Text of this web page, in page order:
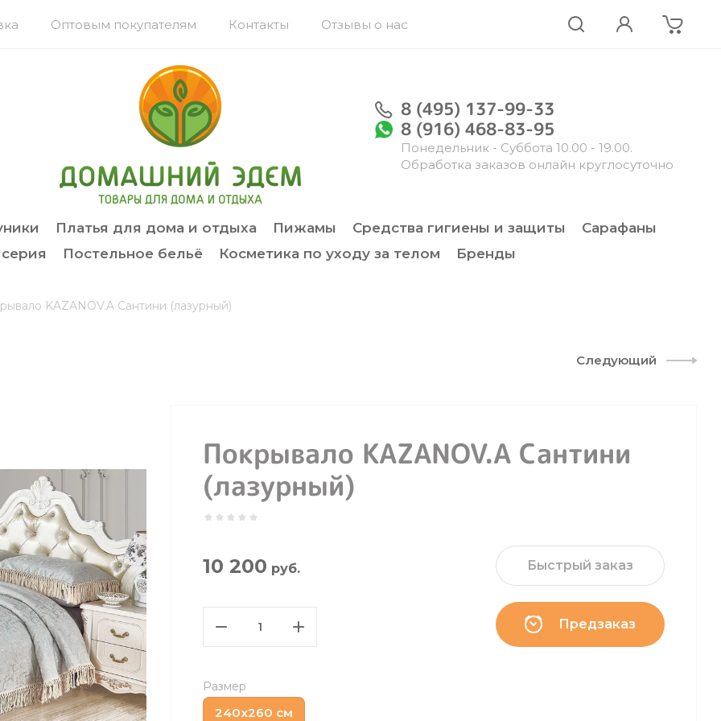
Оптовым покупателям Контакты Отзывы о нас
8 (495) 137-99-33
8 (916) 468-83-95
Понедельник - Суббота 10.00 - 19.00.
Обработка заказов онлайн круглосуточно
Платья для дома и отдыха Пижамы Средства гигиены и защиты
Сарафаны
Постельное бельё Косметика по уходу за телом Бренды
KAZANOV.A Сантини (лазурный)
Следующий
Покрывало KAZANOV.A Сантини
(лазурный)
10 200 руб.
Предзаказ
Быстрый заказ
Размер
240х260 см